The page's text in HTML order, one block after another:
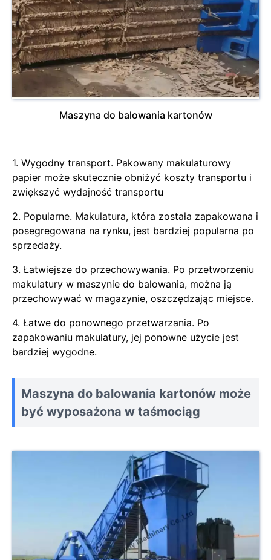
Maszyna do balowania kartonów
1. Wygodny transport. Pakowany makulaturowy
papier może skutecznie obniżyć koszty transportu i
zwiększyć wydajność transportu
2. Popularne. Makulatura, która została zapakowana i
posegregowana na rynku, jest bardziej popularna po
sprzedaży.
3. Łatwiejsze do przechowywania. Po przetworzeniu
makulatury w maszynie do balowania, można ją
przechowywać w magazynie, oszczędzając miejsce.
4. Łatwe do ponownego przetwarzania. Po
zapakowaniu makulatury, jej ponowne użycie jest
bardziej wygodne.
Maszyna do balowania kartonów może
być wyposażona w taśmociąg